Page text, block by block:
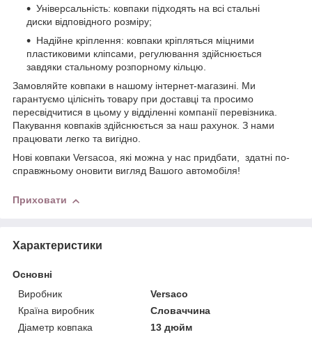
Універсальність: ковпаки підходять на всі стальні
диски відповідного розміру;
Надійне кріплення: ковпаки кріпляться міцними
пластиковими кліпсами, регулювання здійснюється
завдяки стальному розпорному кільцю.
Замовляйте ковпаки в нашому інтернет-магазині. Ми
гарантуємо цілісніть товару при доставці та просимо
пересвідчитися в цьому у відділенні компанії перевізника.
Пакування ковпаків здійснюється за наш рахунок. З нами
працювати легко та вигідно.
Нові ковпаки Versacoа, які можна у нас придбати, здатні по-
справжньому оновити вигляд Вашого автомобіля!
Приховати
Характеристики
Основні
Виробник
Versaco
Країна виробник
Словаччина
Діаметр ковпака
13 дюйм